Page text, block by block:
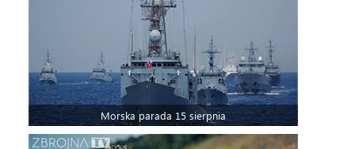
Morska parada 15 sierpnia